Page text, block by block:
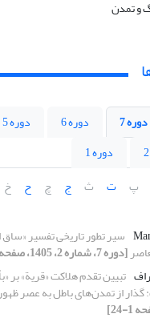
دوره 7 دوره 6 دوره 5
دوره 1
پ ت ث ج چ ح خ
سیر تطور تاریخی تفسیر «ساق
[دوره 7، شماره 2، 1405، صفحه 73-98]
تبیین تقدم هلاکت «قریة» بر
از تمدن‌های باطل به عصر